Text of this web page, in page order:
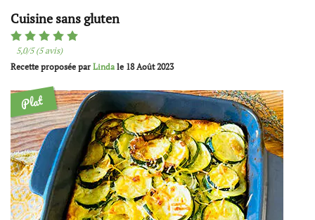
Cuisine sans gluten
5,0/5 (5 avis)
Recette proposée par Linda le 18 Août 2023
Plat